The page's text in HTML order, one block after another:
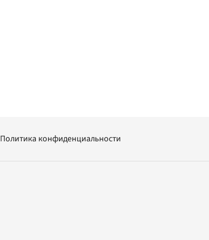
Политика конфиденциальности